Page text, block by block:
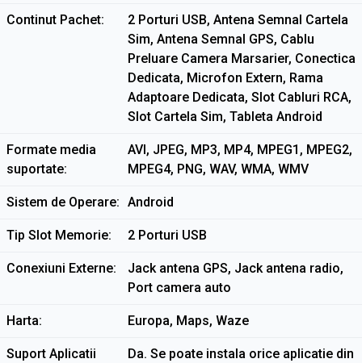
Continut Pachet
2 Porturi USB, Antena Semnal Cartela
Sim, Antena Semnal GPS, Cablu
Preluare Camera Marsarier, Conectica
Dedicata, Microfon Extern, Rama
Adaptoare Dedicata, Slot Cabluri RCA,
Slot Cartela Sim, Tableta Android
Formate media
suportate
AVI, JPEG, MP3, MP4, MPEG1, MPEG2,
MPEG4, PNG, WAV, WMA, WMV
Sistem de Operare Android
Tip Slot Memorie 2 Porturi USB
Conexiuni Externe
Jack antena GPS, Jack antena radio,
Port camera auto
Harta Europa, Maps, Waze
Suport Aplicatii
Da. Se poate instala orice aplicatie din